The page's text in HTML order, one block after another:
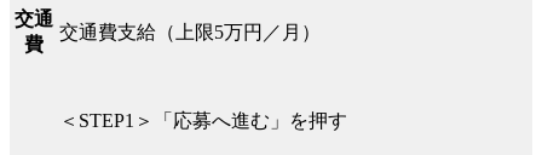
交通
費
交通費支給（上限5万円／月）
＜STEP1＞「応募へ進む」を押す